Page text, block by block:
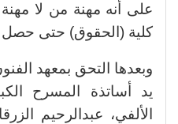
على أنه مهنة من لا
كلية (الحقوق) حتى
وبعدها التحق بمعهد
يد أساتذة المسرح
الألفي، عبدالرحيم